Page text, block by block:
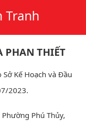
Tranh
PHAN THIẾT
Sở Kế Hoạch và Đầu
2023.
Phú Thủy,